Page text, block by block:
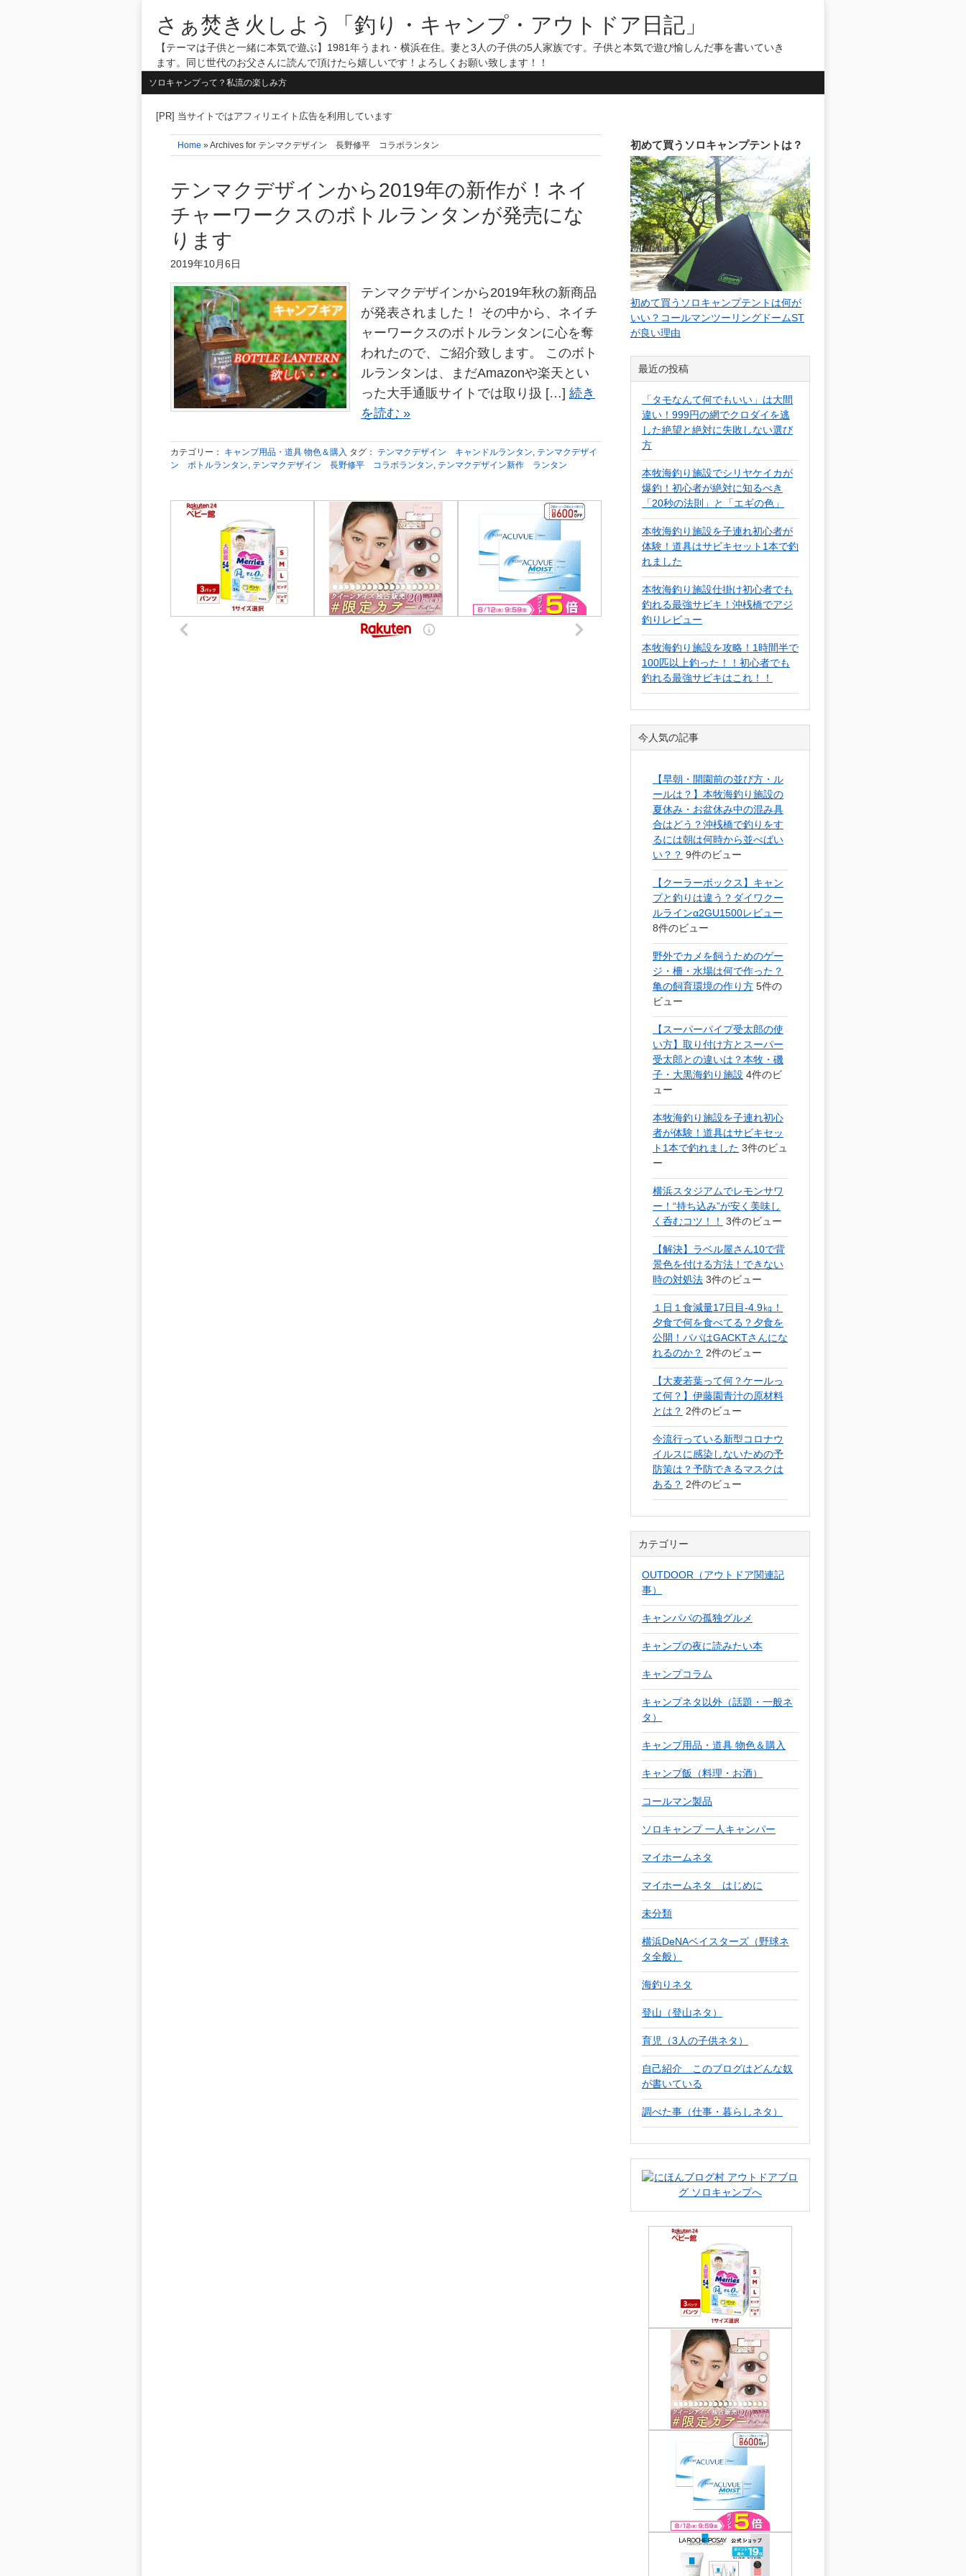
さぁ焚き火しよう「釣り・キャンプ・アウトドア日記」
【テーマは子供と一緒に本気で遊ぶ】1981年うまれ・横浜在住。妻と3人の子供の5人家族です。子供と本気で遊び愉しんだ事を書いていき
ます。同じ世代のお父さんに読んで頂けたら嬉しいです！よろしくお願い致します！！
ソロキャンプって？私流の楽しみ方
[PR] 当サイトではアフィリエイト広告を利用しています
Home » Archives for テンマクデザイン 長野修平 コラボランタン
テンマクデザインから2019年の新作が！ネイ
チャーワークスのボトルランタンが発売にな
ります
2019年10月6日
テンマクデザインから2019年秋の新商品
が発表されました！ その中から、ネイチ
ャーワークスのボトルランタンに心を奪
われたので、ご紹介致します。 このボト
ルランタンは、まだAmazonや楽天とい
った大手通販サイトでは取り扱 […] 続き
を読む »
カテゴリー： キャンプ用品・道具 物色＆購入 タグ： テンマクデザイン キャンドルランタン, テンマクデザイ
ン ボトルランタン, テンマクデザイン 長野修平 コラボランタン, テンマクデザイン新作 ランタン
初めて買うソロキャンプテントは？
初めて買うソロキャンプテントは何が
いい？コールマンツーリングドームST
が良い理由
最近の投稿
「タモなんて何でもいい」は大間
違い！999円の網でクロダイを逃
した絶望と絶対に失敗しない選び
方
本牧海釣り施設でシリヤケイカが
爆釣！初心者が絶対に知るべき
「20秒の法則」と「エギの色」
本牧海釣り施設を子連れ初心者が
体験！道具はサビキセット1本で釣
れました
本牧海釣り施設仕掛け初心者でも
釣れる最強サビキ！沖桟橋でアジ
釣りレビュー
本牧海釣り施設を攻略！1時間半で
100匹以上釣った！！初心者でも
釣れる最強サビキはこれ！！
今人気の記事
【早朝・開園前の並び方・ル
ールは？】本牧海釣り施設の
夏休み・お盆休み中の混み具
合はどう？沖桟橋で釣りをす
るには朝は何時から並べばい
い？？ 9件のビュー
【クーラーボックス】キャン
プと釣りは違う？ダイワクー
ルラインα2GU1500レビュー
8件のビュー
野外でカメを飼うためのゲー
ジ・柵・水場は何で作った？
亀の飼育環境の作り方 5件の
ビュー
【スーパーパイプ受太郎の使
い方】取り付け方とスーパー
受太郎との違いは？本牧・磯
子・大黒海釣り施設 4件のビ
ュー
本牧海釣り施設を子連れ初心
者が体験！道具はサビキセッ
ト1本で釣れました 3件のビュ
ー
横浜スタジアムでレモンサワ
ー！“持ち込み”が安く美味し
く呑むコツ！！
3件のビュー
【解決】ラベル屋さん10で背
景色を付ける方法！できない
時の対処法 3件のビュー
１日１食減量17日目-4.9㎏！
夕食で何を食べてる？夕食を
公開！パパはGACKTさんにな
れるのか？ 2件のビュー
【大麦若葉って何？ケールっ
て何？】伊藤園青汁の原材料
とは？ 2件のビュー
今流行っている新型コロナウ
イルスに感染しないための予
防策は？予防できるマスクは
ある？ 2件のビュー
カテゴリー
OUTDOOR（アウトドア関連記
事）
キャンパパの孤独グルメ
キャンプの夜に読みたい本
キャンプコラム
キャンプネタ以外（話題・一般ネ
タ）
キャンプ用品・道具 物色＆購入
キャンプ飯（料理・お酒）
コールマン製品
ソロキャンプ 一人キャンパー
マイホームネタ
マイホームネタ はじめに
未分類
横浜DeNAベイスターズ（野球ネ
タ全般）
海釣りネタ
登山（登山ネタ）
育児（3人の子供ネタ）
自己紹介 このブログはどんな奴
が書いている
調べた事（仕事・暮らしネタ）